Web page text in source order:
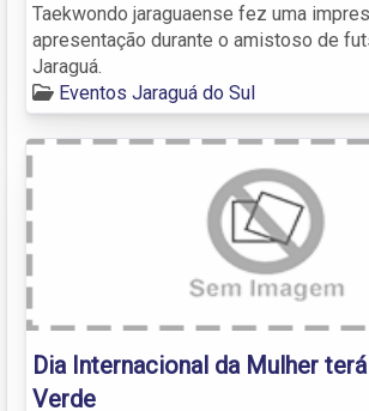
Taekwondo jaraguaense fez uma
apresentação durante o amistoso de
Jaraguá.
Eventos Jaraguá do Sul
Dia Internacional da Mulher
Verde